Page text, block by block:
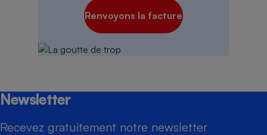
Renvoyons la facture
Newsletter
Recevez gratuitement notre newsletter